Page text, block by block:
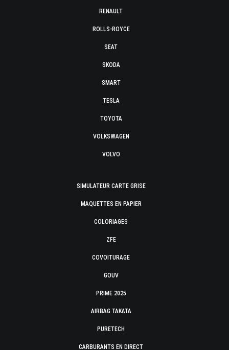
RENAULT
ROLLS-ROYCE
SEAT
SKODA
SMART
TESLA
TOYOTA
VOLKSWAGEN
VOLVO
SIMULATEUR CARTE GRISE
MAQUETTES EN PAPIER
COLORIAGES
ZFE
COVOITURAGE
GOUV
PRIME 2025
AIRBAG TAKATA
PURETECH
CARBURANTS EN DIRECT